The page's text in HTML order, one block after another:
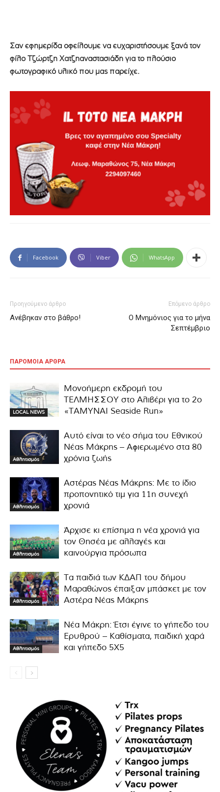
Σαν εφημερίδα οφείλουμε να ευχαριστήσουμε ξανά τον
φίλο Τζώρτζη Χατζηαναστασιάδη για το πλούσιο
φωτογραφικό υλικό που μας παρείχε.
Facebook Viber WhatsApp
Προηγούμενο άρθρο
Ανέβηκαν στο βάθρο!
Επόμενο άρθρο
Ο Μνημόνιος για το μήνα
Σεπτέμβριο
ΠΑΡΟΜΟΙΑ ΑΡΘΡΑ
LOCAL NEWS
Μονοήμερη εκδρομή του
ΤΕΛΜΗΣΣΟΥ στο Αλιβέρι για το 2ο
«ΤΑΜΥΝΑΙ Seaside Run»
Αθλητισμός
Αυτό είναι το νέο σήμα του Εθνικού
Νέας Μάκρης – Αφιερωμένο στα 80
χρόνια ζωής
Αθλητισμός
Αστέρας Νέας Μάκρης: Με το ίδιο
προπονητικό τιμ για 11η συνεχή
χρονιά
Αθλητισμός
Άρχισε κι επίσημα η νέα χρονιά για
τον Θησέα με αλλαγές και
καινούργια πρόσωπα
Αθλητισμός
Τα παιδιά των ΚΔΑΠ του δήμου
Μαραθώνος έπαιξαν μπάσκετ με τον
Αστέρα Νέας Μάκρης
Αθλητισμός
Νέα Μάκρη: Έτσι έγινε το γήπεδο του
Ερυθρού – Καθίσματα, παιδική χαρά
και γήπεδο 5Χ5